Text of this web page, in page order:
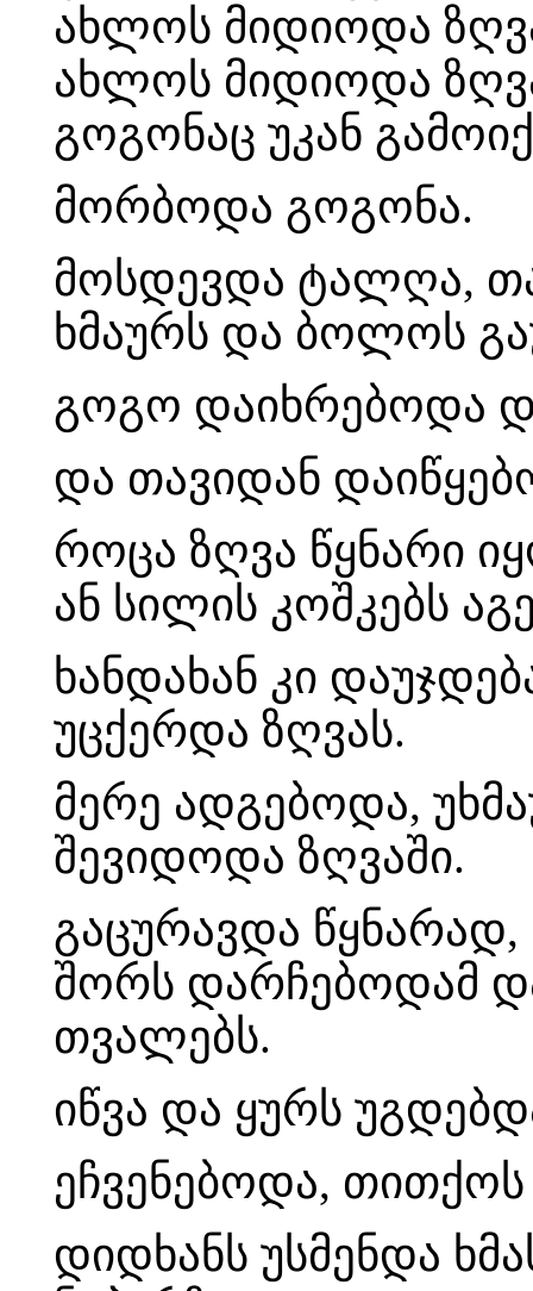
ახლოს მიდიოდა
ახლოს მიდიოდა
გოგონაც უკან
მორბოდა გოგონა.
მოსდევდა ტალღა,
ხმაურს და ბოლოს
გოგო დაიხრებოდა
და თავიდან
როცა ზღვა წყნარი
ან სილის კოშკებს
ხანდახან კი
უცქერდა ზღვას.
მერე ადგებოდა,
შევიდოდა ზღვაში.
გაცურავდა
შორს დარჩებოდამ
თვალებს.
იწვა და ყურს
ეჩვენებოდა,
დიდხანს უსმენდა